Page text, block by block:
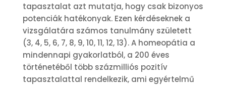
tapasztalat azt mutatja, hogy csak bizonyos
potenciák hatékonyak. Ezen kérdéseknek a
vizsgálatára számos tanulmány született
(3, 4, 5, 6, 7, 8, 9, 10, 11, 12, 13). A homeopátia a
mindennapi gyakorlatból, a 200 éves
történetéből több százmilliós pozitív
tapasztalattal rendelkezik, ami egyértelmű